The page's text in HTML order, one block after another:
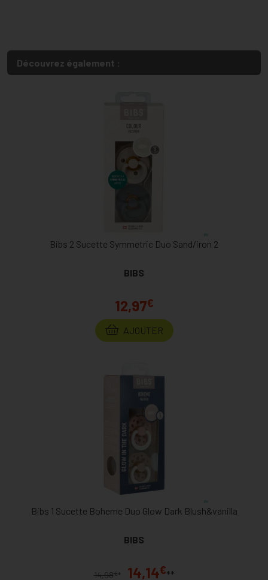
Découvrez également :
Bibs 2 Sucette Symmetric Duo Sand/iron 2
BIBS
12,97€
AJOUTER
Bibs 1 Sucette Boheme Duo Glow Dark Blush&vanilla
BIBS
14,98€ * 14,14€**